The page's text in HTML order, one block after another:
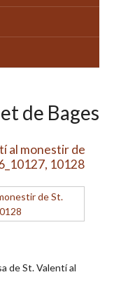
de Bages
al monestir de
10128
de St. Valentí al